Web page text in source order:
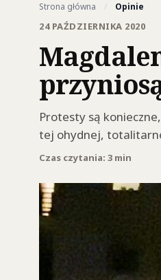
Strona główna / Opinie
24 PAŹDZIERNIKA 2020
Protesty są
tej ohydnej,
Czas czytania: 3 min